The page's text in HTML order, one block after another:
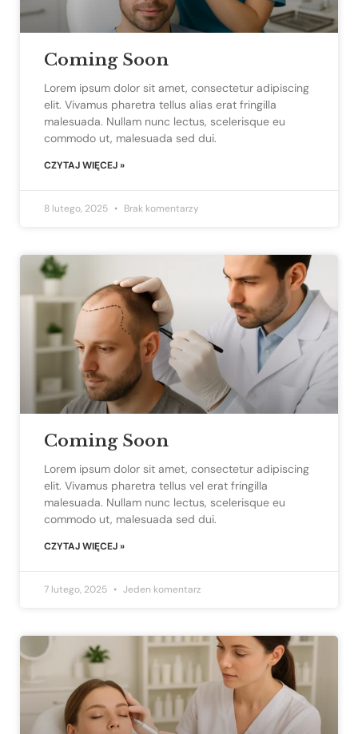
Coming Soon
Lorem ipsum dolor sit amet, consectetur adipiscing
elit. Vivamus pharetra tellus alias erat fringilla
malesuada. Nullam nunc lectus, scelerisque eu
commodo ut, malesuada sed dui.
CZYTAJ WIĘCEJ »
8 lutego, 2025 Brak komentarzy
Coming Soon
Lorem ipsum dolor sit amet, consectetur adipiscing
elit. Vivamus pharetra tellus vel erat fringilla
malesuada. Nullam nunc lectus, scelerisque eu
commodo ut, malesuada sed dui.
CZYTAJ WIĘCEJ »
7 lutego, 2025 Jeden komentarz